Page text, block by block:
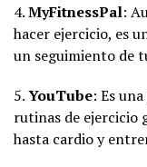
4.MyFitnessPal:
hacer ejercicio, es
un seguimiento de
5.YouTube: Es
rutinas de ejercicio
hasta cardio y